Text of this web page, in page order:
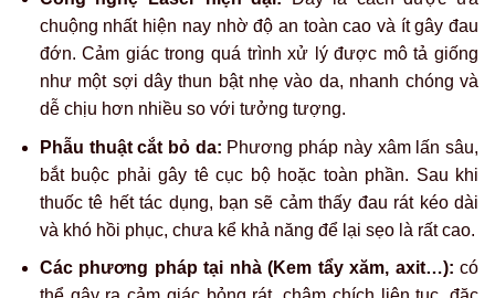
chuộng nhất hiện nay nhờ độ an toàn cao và ít gây đau
đớn. Cảm giác trong quá trình xử lý được mô tả giống
như một sợi dây thun bật nhẹ vào da, nhanh chóng và
dễ chịu hơn nhiều so với tưởng tượng.
Phẫu thuật cắt bỏ da: Phương pháp này xâm lấn sâu,
bắt buộc phải gây tê cục bộ hoặc toàn phần. Sau khi
thuốc tê hết tác dụng, bạn sẽ cảm thấy đau rát kéo dài
và khó hồi phục, chưa kể khả năng để lại sẹo là rất cao.
Các phương pháp tại nhà (Kem tẩy xăm, axit…): có